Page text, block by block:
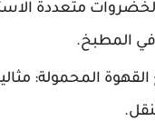
متعددة
المطبخ.
المحمولة: